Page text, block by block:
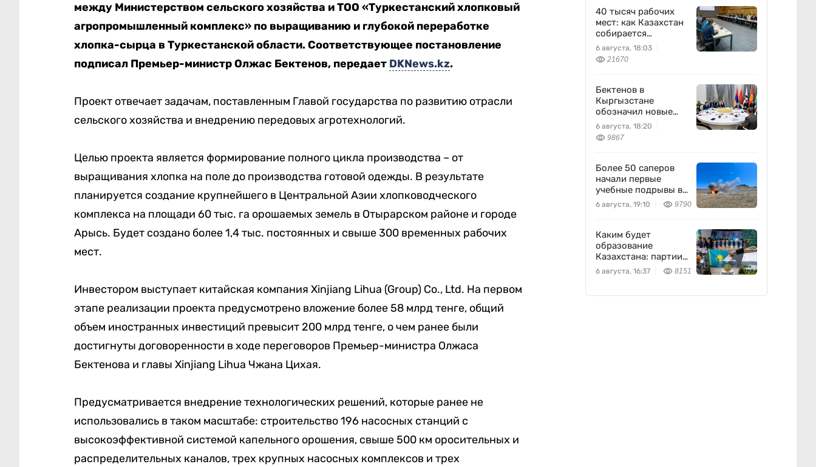
между Министерством сельского хозяйства и ТОО «Туркестанский хлопковый
агропромышленный комплекс» по выращиванию и глубокой переработке
хлопка-сырца в Туркестанской области. Соответствующее постановление
подписал Премьер-министр Олжас Бектенов, передает DKNews.kz.
Проект отвечает задачам, поставленным Главой государства по развитию отрасли
сельского хозяйства и внедрению передовых агротехнологий.
Целью проекта является формирование полного цикла производства – от
выращивания хлопка на поле до производства готовой одежды. В результате
планируется создание крупнейшего в Центральной Азии хлопководческого
комплекса на площади 60 тыс. га орошаемых земель в Отырарском районе и городе
Арысь. Будет создано более 1,4 тыс. постоянных и свыше 300 временных рабочих
мест.
Инвестором выступает китайская компания Xinjiang Lihua (Group) Co., Ltd. На первом
этапе реализации проекта предусмотрено вложение более 58 млрд тенге, общий
объем иностранных инвестиций превысит 200 млрд тенге, о чем ранее были
достигнуты договоренности в ходе переговоров Премьер-министра Олжаса
Бектенова и главы Xinjiang Lihua Чжана Цихая.
Предусматривается внедрение технологических решений, которые ранее не
использовались в таком масштабе: строительство 196 насосных станций с
высокоэффективной системой капельного орошения, свыше 500 км оросительных и
распределительных каналов, трех крупных насосных комплексов и трех
40 тысяч рабочих
мест: как Казахстан
собирается
перезапустить
легкую
промышленность
6 августа, 18:03
21670
Бектенов в
Кыргызстане
обозначил новые
приоритеты ЕАЭС
6 августа, 18:20
9867
Более 50 саперов
начали первые
учебные подрывы в
Конаевском
гарнизоне
6 августа, 19:10 9790
Каким будет
образование
Казахстана: партии
представили свои
предложения
6 августа, 16:37 8151